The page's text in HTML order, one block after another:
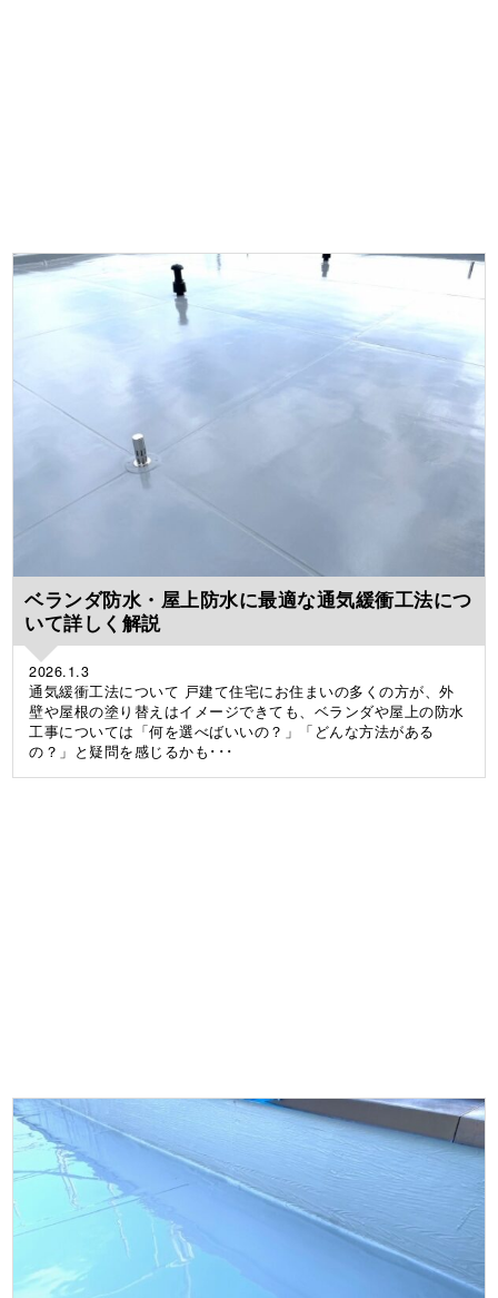
ベランダ防水・屋上防水に最適な通気緩衝工法につ
いて詳しく解説
2026.1.3
通気緩衝工法について 戸建て住宅にお住まいの多くの方が、外
壁や屋根の塗り替えはイメージできても、ベランダや屋上の防水
工事については「何を選べばいいの？」「どんな方法がある
の？」と疑問を感じるかも･･･